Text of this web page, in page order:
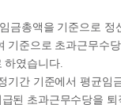
금총액을 기준으로 정
기준으로 초과근무수당
하였습니다.
기간 기준에서 평균임
된 초과근무수당을 퇴